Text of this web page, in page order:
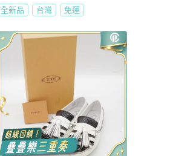
全新品 台灣 免運